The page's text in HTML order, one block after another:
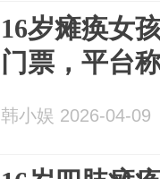
16岁瘫痪女
门票，平台
韩小娱 2026-04-09